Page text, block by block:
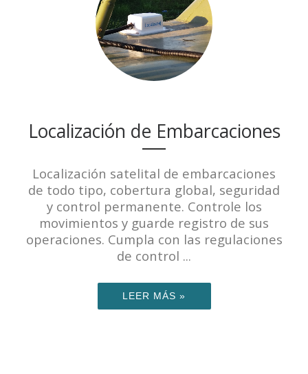
Localización de Embarcaciones
Localización satelital de embarcaciones
de todo tipo, cobertura global, seguridad
y control permanente. Controle los
movimientos y guarde registro de sus
operaciones. Cumpla con las regulaciones
de control ...
LEER MÁS »